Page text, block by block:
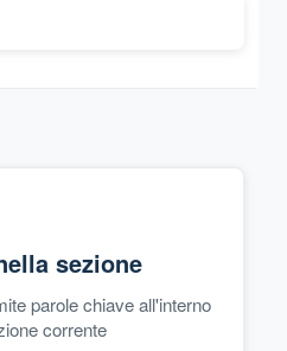
sezione
parole chiave all'interno
corrente